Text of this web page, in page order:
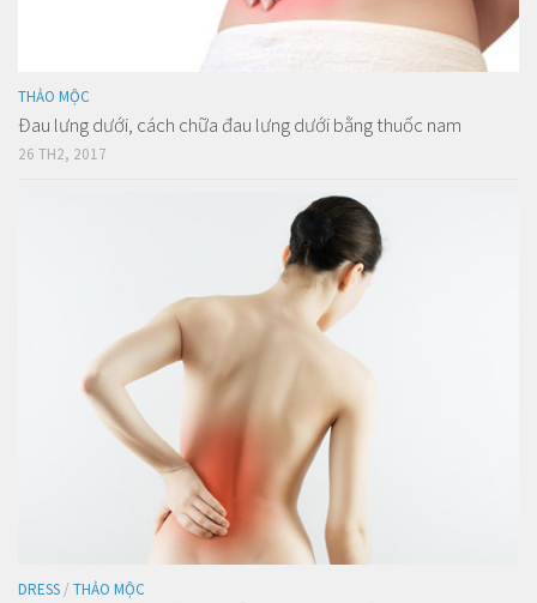
THẢO MỘC
Đau lưng dưới, cách chữa đau lưng dưới bằng thuốc nam
26 TH2, 2017
DRESS / THẢO MỘC